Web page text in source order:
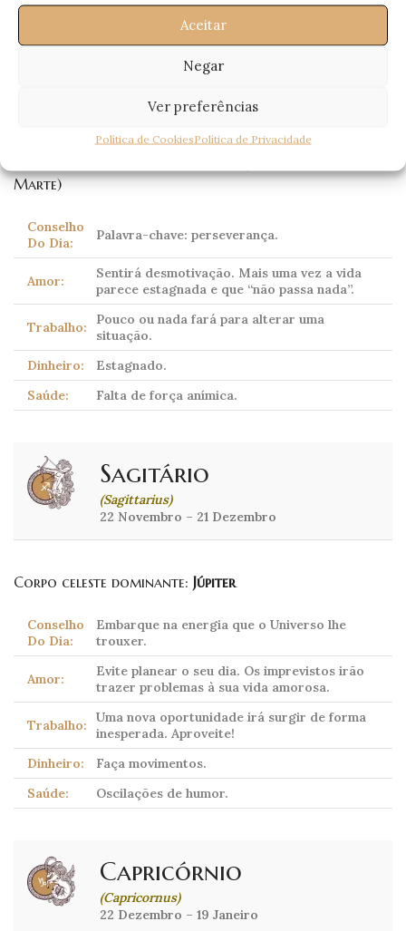
Aceitar
Negar
Ver preferências
Política de CookiesPolítica de Privacidade
Escorpião
23 Outubro – 21 Novembro
Marte)
Conselho
Do Dia:
Palavra-chave: perseverança.
Amor:
Sentirá desmotivação. Mais uma vez a vida
parece estagnada e que “não passa nada”.
Trabalho:
Pouco ou nada fará para alterar uma
situação.
Dinheiro:
Estagnado.
Saúde:
Falta de força anímica.
Sagitário
(Sagittarius)
22 Novembro – 21 Dezembro
Corpo celeste dominante: Júpiter
Conselho
Do Dia:
Embarque na energia que o Universo lhe
trouxer.
Amor:
Evite planear o seu dia. Os imprevistos irão
trazer problemas à sua vida amorosa.
Trabalho:
Uma nova oportunidade irá surgir de forma
inesperada. Aproveite!
Dinheiro:
Faça movimentos.
Saúde:
Oscilações de humor.
Capricórnio
(Capricornus)
22 Dezembro – 19 Janeiro